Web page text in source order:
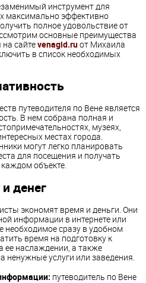
инструмент для
максимально эффективно
полное удовольствие от
основные преимущества
сайтеvenagid.ruот Михаила
в список необходимых
путеводителя по Вене является
В нем собрана полная и
музеях,
местах города.
могут легко планировать
для посещения и получать
объекте.
денег
экономят время и деньги. Они
информации в интернете или
необходимое сразу в удобном
время на подготовку к
ее наслаждении, а также
ненужные услуги или заведения.
путеводитель по Вене